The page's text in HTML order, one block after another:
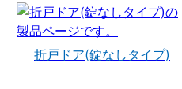
折戸ドア(錠なしタイプ)